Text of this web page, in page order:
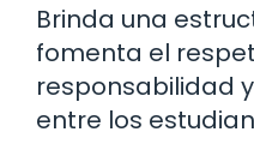
Brinda una
fomenta el
responsabilidad
entre los